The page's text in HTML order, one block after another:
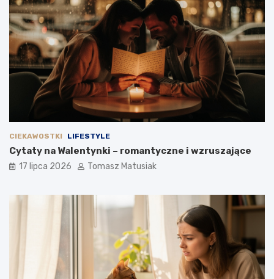
CIEKAWOSTKI LIFESTYLE
Cytaty na Walentynki – romantyczne i wzruszające
17 lipca 2026 Tomasz Matusiak